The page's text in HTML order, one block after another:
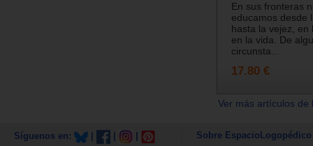
En sus fronteras
educamos desde
hasta la vejez, en
en la vida. De
circunsta...
17.80 €
Ver más artículos
Síguenos en: Sobre EspacioLogopédico